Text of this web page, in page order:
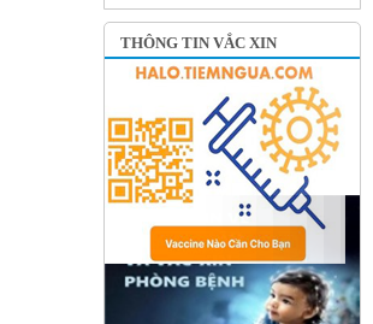
THÔNG TIN VẮC XIN